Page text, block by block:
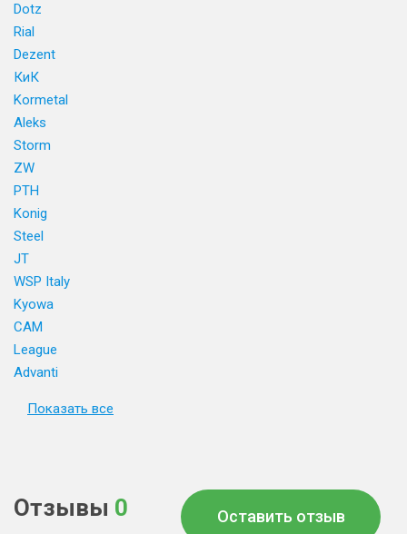
Dotz
Rial
Dezent
КиК
Kormetal
Aleks
Storm
ZW
PTH
Konig
Steel
JT
WSP Italy
Kyowa
CAM
League
Advanti
Показать все
Отзывы 0 Оставить отзыв